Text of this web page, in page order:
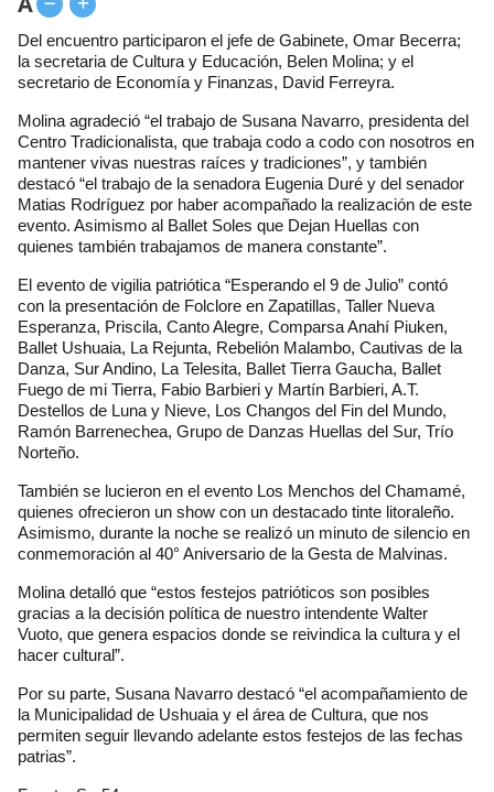
Del encuentro participaron el jefe de Gabinete, Omar Becerra;
la secretaria de Cultura y Educación, Belen Molina; y el
secretario de Economía y Finanzas, David Ferreyra.
Molina agradeció “el trabajo de Susana Navarro, presidenta del
Centro Tradicionalista, que trabaja codo a codo con nosotros en
mantener vivas nuestras raíces y tradiciones”, y también
destacó “el trabajo de la senadora Eugenia Duré y del senador
Matias Rodríguez por haber acompañado la realización de este
evento. Asimismo al Ballet Soles que Dejan Huellas con
quienes también trabajamos de manera constante”.
El evento de vigilia patriótica “Esperando el 9 de Julio” contó
con la presentación de Folclore en Zapatillas, Taller Nueva
Esperanza, Priscila, Canto Alegre, Comparsa Anahí Piuken,
Ballet Ushuaia, La Rejunta, Rebelión Malambo, Cautivas de la
Danza, Sur Andino, La Telesita, Ballet Tierra Gaucha, Ballet
Fuego de mi Tierra, Fabio Barbieri y Martín Barbieri, A.T.
Destellos de Luna y Nieve, Los Changos del Fin del Mundo,
Ramón Barrenechea, Grupo de Danzas Huellas del Sur, Trío
Norteño.
También se lucieron en el evento Los Menchos del Chamamé,
quienes ofrecieron un show con un destacado tinte litoraleño.
Asimismo, durante la noche se realizó un minuto de silencio en
conmemoración al 40° Aniversario de la Gesta de Malvinas.
Molina detalló que “estos festejos patrióticos son posibles
gracias a la decisión política de nuestro intendente Walter
Vuoto, que genera espacios donde se reivindica la cultura y el
hacer cultural”.
Por su parte, Susana Navarro destacó “el acompañamiento de
la Municipalidad de Ushuaia y el área de Cultura, que nos
permiten seguir llevando adelante estos festejos de las fechas
patrias”.